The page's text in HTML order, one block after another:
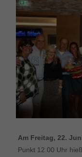
Am Freitag, 22.
Punkt 12.00 Uhr